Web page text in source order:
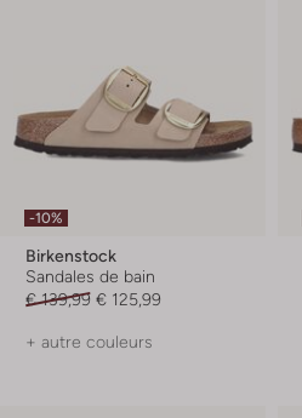
-10%
Birkenstock
Sandales de bain
€ 139,99 € 125,99
+ autre couleurs